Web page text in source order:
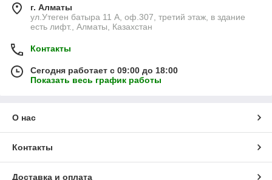
г. Алматы
ул.Утеген батыра 11 А, оф.307, третий этаж, в здание
есть лифт., Алматы, Казахстан
Контакты
Сегодня работает с 09:00 до 18:00
Показать весь график работы
О нас
Контакты
Доставка и оплата